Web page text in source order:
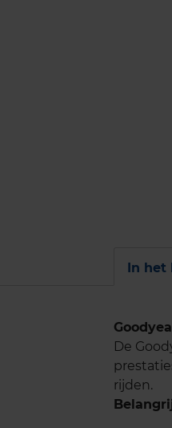
In
De
rijden.